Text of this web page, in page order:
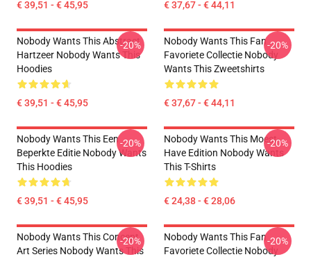
€ 39,51 - € 45,95 € 37,67 - € 44,11
Nobody Wants This Abstract
Hartzeer Nobody Wants This
Hoodies
€ 39,51 - € 45,95
-20%
Nobody Wants This Fan
Favoriete Collectie Nobody
Wants This Zweetshirts
€ 37,67 - € 44,11
-20%
Nobody Wants This Een
Beperkte Editie Nobody Wants
This Hoodies
€ 39,51 - € 45,95
-20%
Nobody Wants This Moest-
Have Edition Nobody Wants
This T-Shirts
€ 24,38 - € 28,06
-20%
Nobody Wants This Concept
Art Series Nobody Wants This
-20%
Nobody Wants This Fan
Favoriete Collectie Nobody
-20%